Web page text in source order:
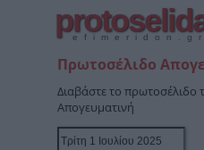
efimeridon.gr
Πρωτοσέλιδο
Διαβάστε το πρωτοσέλιδο
Απογευματινή